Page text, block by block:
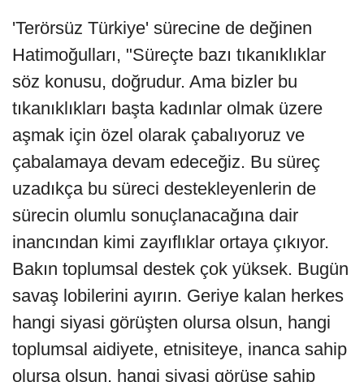
'Terörsüz Türkiye' sürecine de değinen
Hatimoğulları, "Süreçte bazı tıkanıklıklar
söz konusu, doğrudur. Ama bizler bu
tıkanıklıkları başta kadınlar olmak üzere
aşmak için özel olarak çabalıyoruz ve
çabalamaya devam edeceğiz. Bu süreç
uzadıkça bu süreci destekleyenlerin de
sürecin olumlu sonuçlanacağına dair
inancından kimi zayıflıklar ortaya çıkıyor.
Bakın toplumsal destek çok yüksek. Bugün
savaş lobilerini ayırın. Geriye kalan herkes
hangi siyasi görüşten olursa olsun, hangi
toplumsal aidiyete, etnisiteye, inanca sahip
olursa olsun, hangi siyasi görüşe sahip